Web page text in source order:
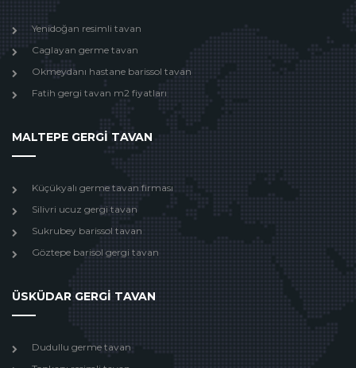
Yenidoğan resimli tavan
Caglayan germe tavan
Okmeydanı hastane barissol tavan
Fatih gergi tavan m2 fiyatları
MALTEPE GERGİ TAVAN
Küçükyalı germe tavan firması
Silivri ucuz gergi tavan
Sukrubey barissol tavan
Göztepe barisol gergi tavan
ÜSKÜDAR GERGİ TAVAN
Dudullu germe tavan